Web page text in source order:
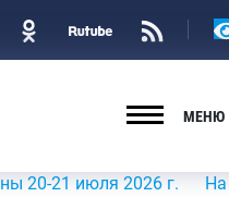
МЕНЮ
июля 2026 г. На